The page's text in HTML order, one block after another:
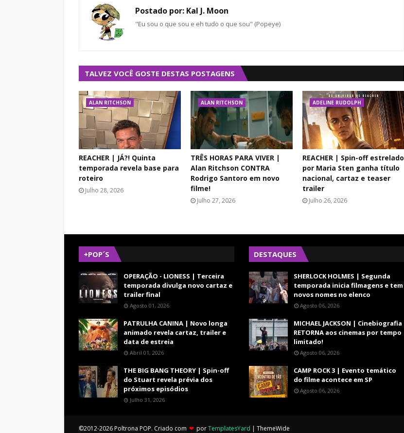
Postado por: Kal J. Moon
"Eu sou o que sou e eh tudo o que sou" (Popeye)
TALVEZ VOCÊ GOSTE DESTAS POSTAGENS
ALAN RITCHSON
REACHER | JÁ?! Quinta
temporada revela base para
roteiro
Julho 28, 2026
ALAN RITCHSON
TRÊS HORAS PARA VIVER |
Alan Ritchson CONTRA
Rodrigo Santoro em novo
filme!
Julho 27, 2026
ADELINE RUDOLPH
REACHER | Spin-off estrelado
por Maria Sten ganha título
nacional, cartaz e teaser
trailer
Julho 26, 2026
+POP´S
OPERAÇÃO - LIONESS | Terceira
temporada divulga novo cartaz e
trailer final
Agosto 01, 2026
PATRULHA CANINA | Novo longa
animado revela cartaz, trailer e
data de estreia
Abril 01, 2026
THE BIG BANG THEORY | Spin-off
do Stuart revela prévia dos
próximos episódios
Julho 31, 2026
DESTAQUES
SHERLOCK HOLMES | Segunda
temporada inicia filmagens e tem
novos nomes no elenco
Agosto 06, 2026
MICHAEL JACKSON | Cinebiografia
RETORNA aos cinemas por tempo
limitado!
Agosto 06, 2026
CAMP ROCK 3 | Evento temático
do filme acontece em SP
Agosto 06, 2026
©2012-2026 Poltrona POP. Criado com ❤ porTemplatesYard | ThemeWide